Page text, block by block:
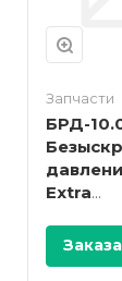
Запчасти
БРД-
Extra
кВт, G1/